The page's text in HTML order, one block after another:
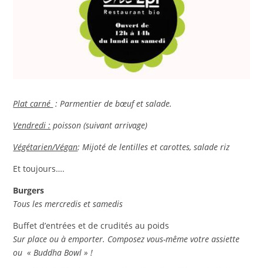
Plat carné :Parmentier de bœuf et salade.
Vendredi : poisson (suivant arrivage)
Végétarien/Végan:Mijoté de lentilles et carottes, salade riz
Et toujours….
Burgers
Tous les mercredis et samedis
Buffet d’entrées et de crudités au poids
Sur place ou à emporter. Composez vous-même votre assiette
ou « Buddha Bowl » !